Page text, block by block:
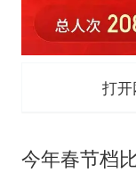
打
今年春节档